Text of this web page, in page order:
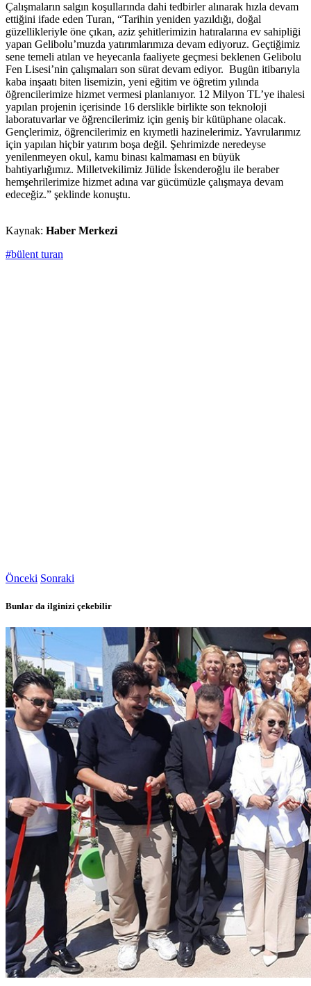
Çalışmaların salgın koşullarında dahi tedbirler alınarak hızla devam
ettiğini ifade eden Turan, “Tarihin yeniden yazıldığı, doğal
güzellikleriyle öne çıkan, aziz şehitlerimizin hatıralarına ev sahipliği
yapan Gelibolu’muzda yatırımlarımıza devam ediyoruz. Geçtiğimiz
sene temeli atılan ve heyecanla faaliyete geçmesi beklenen Gelibolu
Fen Lisesi’nin çalışmaları son sürat devam ediyor. Bugün itibarıyla
kaba inşaatı biten lisemizin, yeni eğitim ve öğretim yılında
öğrencilerimize hizmet vermesi planlanıyor. 12 Milyon TL’ye ihalesi
yapılan projenin içerisinde 16 derslikle birlikte son teknoloji
laboratuvarlar ve öğrencilerimiz için geniş bir kütüphane olacak.
Gençlerimiz, öğrencilerimiz en kıymetli hazinelerimiz. Yavrularımız
için yapılan hiçbir yatırım boşa değil. Şehrimizde neredeyse
yenilenmeyen okul, kamu binası kalmaması en büyük
bahtiyarlığımız. Milletvekilimiz Jülide İskenderoğlu ile beraber
hemşehrilerimize hizmet adına var gücümüzle çalışmaya devam
edeceğiz.” şeklinde konuştu.
Kaynak: Haber Merkezi
#bülent turan
Önceki Sonraki
Bunlar da ilginizi çekebilir